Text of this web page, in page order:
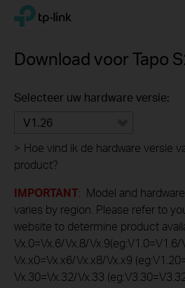
Click
navigation
TP-Link, Reliably Smart
Download voorTapo
Selecteer uw hardware versie:
V1.26
> Hoe vind ik de hardware versie
product?
IMPORTANT: Model and
varies by region. Please refer to
website to determine product
Vx.0=Vx.6/Vx.8/Vx.9(eg:V1.0=V1.6/
Vx.x0=Vx.x6/Vx.x8/Vx.x9
Vx.30=Vx.32/Vx.33